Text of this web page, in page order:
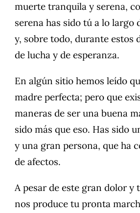
muerte tranquila y serena,
serena has sido tú a lo largo
y, sobre todo, durante estos
de lucha y de esperanza.
En algún sitio hemos leído
madre perfecta; pero que
maneras de ser una buena
sido más que eso. Has sido
y una gran persona, que ha
de afectos.
A pesar de este gran dolor y
nos produce tu pronta